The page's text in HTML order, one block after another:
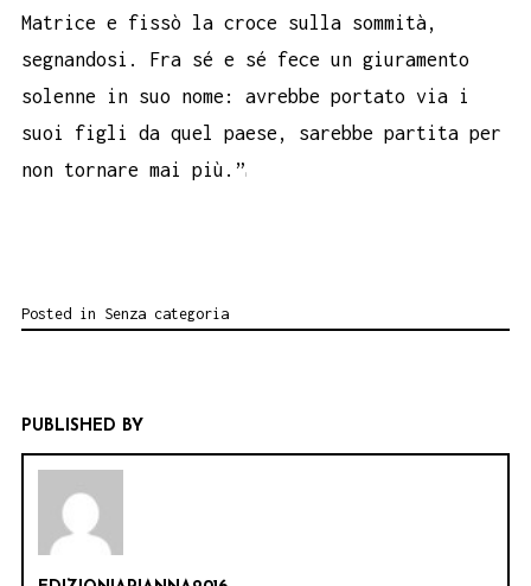
Matrice e fissò la croce sulla sommità,
segnandosi. Fra sé e sé fece un giuramento
solenne in suo nome: avrebbe portato via i
suoi figli da quel paese, sarebbe partita per
non tornare mai più.”
Posted in Senza categoria
PUBLISHED BY